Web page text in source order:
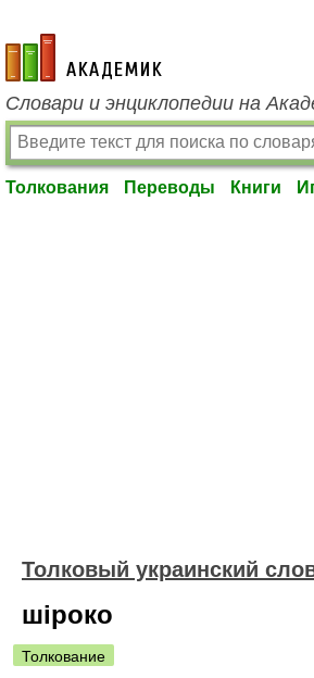
academic.ru
Словари и энциклопедии на
Толкования Переводы Книги
Толковый украинский
шіроко
Толкование